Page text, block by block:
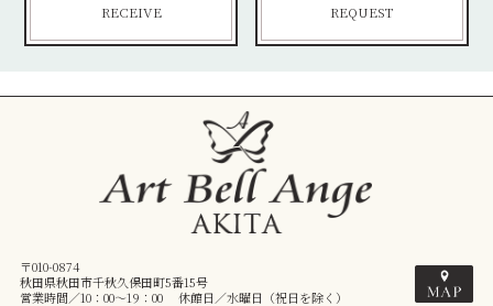
RECEIVE REQUEST
〒010-0874
秋田県秋田市千秋久保田町5番15号
営業時間／10：00～19：00 休館日／水曜日（祝日を除く）